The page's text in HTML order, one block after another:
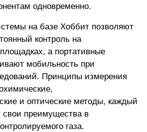
одновременно.
на базе Хоббит позволяют
контроль на
а портативные
мобильность при
Принципы измерения
и оптические методы, каждый
свои преимущества в
газа.